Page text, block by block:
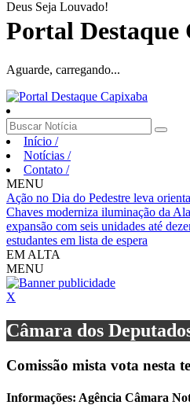
Portal Destaque
Aguarde, carregando...
Deus Seja Louvado!
Início /
Notícias /
Contato /
MENU
Ação no Dia do Pedestre leva
Chaves moderniza iluminação da
expansão com seis unidades até
estudantes em lista de espera
EM ALTA
MENU
X
Câmara dos
Comissão mista vota nesta
Informações: Agência Câmara